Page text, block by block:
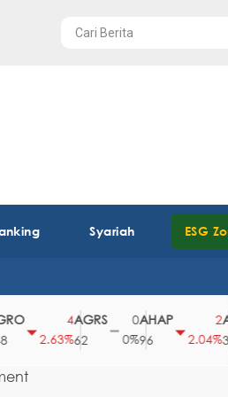
Syariah ESG
2.63%
AGRS
62
AHAP
96
2.04%
AIMS
360